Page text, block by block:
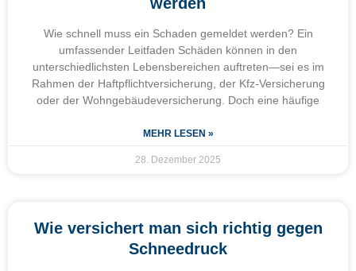
Wie schnell muss ein Schaden gemeldet werden? Ein
umfassender Leitfaden Schäden können in den
unterschiedlichsten Lebensbereichen auftreten—sei es im
Rahmen der Haftpflichtversicherung, der Kfz-Versicherung
oder der Wohngebäudeversicherung. Doch eine häufige
MEHR LESEN »
28. Dezember 2025
Wie versichert man sich richtig gegen
Schneedruck